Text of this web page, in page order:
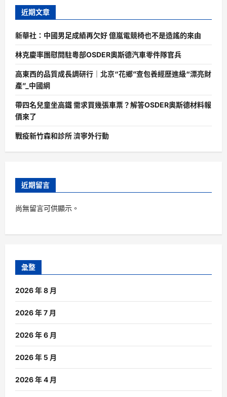
近期文章
新華社：中國男足成績再欠好 億嵐電競椅也不是造謠的來由
林克慶率團慰問駐粵部OSDER奧斯德汽車零件隊官兵
高東西的品質成長調研行｜北京“花鄉”查包養經歷進級“漂亮財
產”_中國網
帶四名兒童坐高鐵 需求買幾張車票？解答OSDER奧斯德材料報
價來了
戰疫新竹森和診所 濟寧外行動
近期留言
尚無留言可供顯示。
彙整
2026 年 8 月
2026 年 7 月
2026 年 6 月
2026 年 5 月
2026 年 4 月